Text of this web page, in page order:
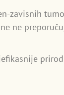
zavisnih
ne